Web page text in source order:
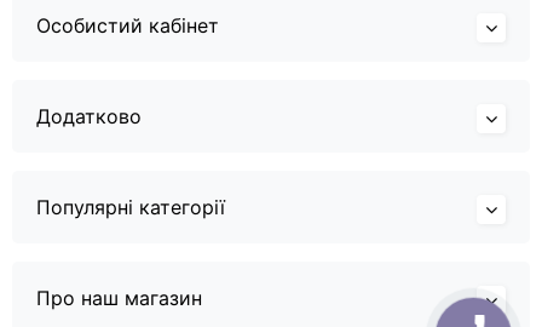
Особистий кабінет
Додатково
Популярні категорії
Про наш магазин